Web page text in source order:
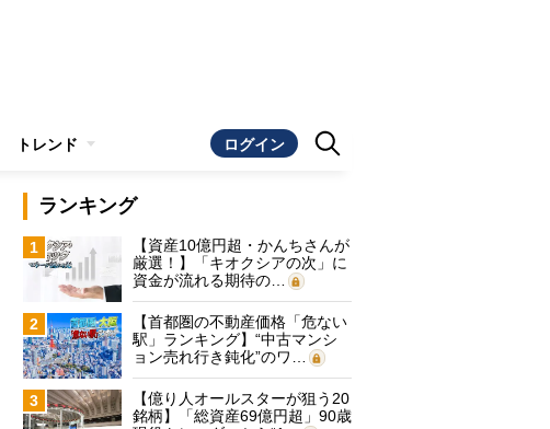
トレンド ログイン
ランキング
1
【資産10億円超・かんちさんが
厳選！】「キオクシアの次」に
資金が流れる期待の…
2
【首都圏の不動産価格「危ない
駅」ランキング】“中古マンシ
ョン売れ行き鈍化”のワ…
3
【億り人オールスターが狙う20
銘柄】「総資産69億円超」90歳